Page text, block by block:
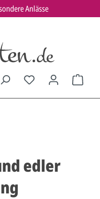
Anlässe
edler